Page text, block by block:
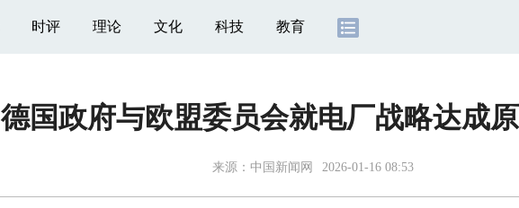
时评 理论 文化 科技 教育
德国政府与欧盟委员会就电厂战略达成
来源： 中国新闻网 2026-01-16 08:53